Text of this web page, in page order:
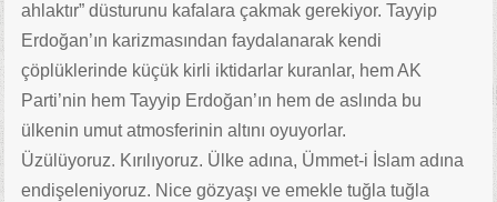
ahlaktır” düsturunu kafalara çakmak gerekiyor. Tayyip
Erdoğan’ın karizmasından faydalanarak kendi
çöplüklerinde küçük kirli iktidarlar kuranlar, hem AK
Parti’nin hem Tayyip Erdoğan’ın hem de aslında bu
ülkenin umut atmosferinin altını oyuyorlar.
Üzülüyoruz. Kırılıyoruz. Ülke adına, Ümmet-i İslam adına
endişeleniyoruz. Nice gözyaşı ve emekle tuğla tuğla